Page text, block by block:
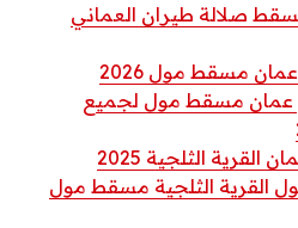
صلالة طيران العماني
مسقط مول 2026
عمان مسقط مول لجميع
الثلجية 2025
القرية الثلجية مسقط مول